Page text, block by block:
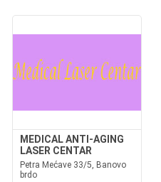
MEDICAL ANTI-AGING
LASER CENTAR
Petra Mećave 33/5, Banovo
brdo